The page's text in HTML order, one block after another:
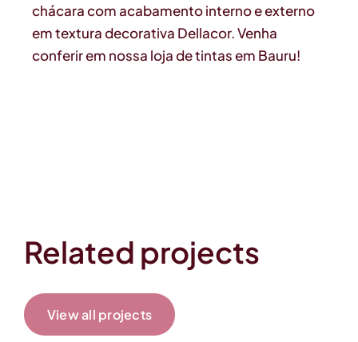
chácara com acabamento interno e externo
em textura decorativa Dellacor. Venha
conferir em nossa loja de tintas em Bauru!
Related projects
View all projects